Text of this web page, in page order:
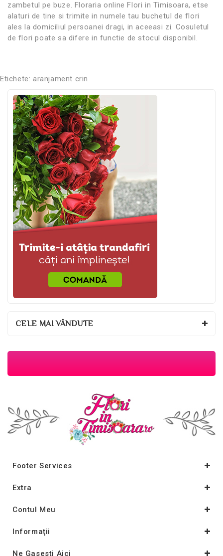
zambetul pe buze. Floraria online Flori in Timisoara, etse
alaturi de tine si trimite in numele tau buchetul de flori
ales la domiciliul persoanei dragi, in aceeasi zi. Cosuletul
de flori poate sa difere in functie de stocul disponibil.
Etichete: aranjament crin
CELE MAI VÂNDUTE
Footer Services
Extra
Contul Meu
Informaţii
Ne Gasesti Aici